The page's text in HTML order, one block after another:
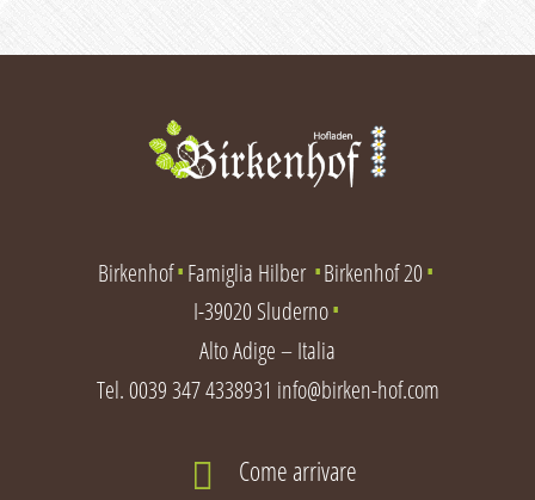
Birkenhof ∎ Famiglia Hilber ∎ Birkenhof 20 ∎
I-39020 Sluderno ∎
Alto Adige – Italia
Tel.0039 347 4338931 info@birken-hof.com
 Come arrivare